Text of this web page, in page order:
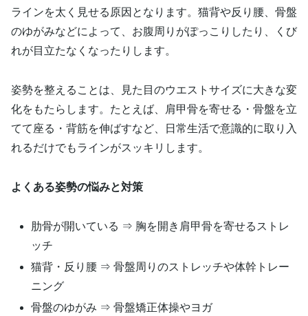
ラインを太く見せる原因となります。猫背や反り腰、骨盤
のゆがみなどによって、お腹周りがぽっこりしたり、くび
れが目立たなくなったりします。
姿勢を整えることは、見た目のウエストサイズに大きな変
化をもたらします。たとえば、肩甲骨を寄せる・骨盤を立
てて座る・背筋を伸ばすなど、日常生活で意識的に取り入
れるだけでもラインがスッキリします。
よくある姿勢の悩みと対策
肋骨が開いている ⇒ 胸を開き肩甲骨を寄せるストレ
ッチ
猫背・反り腰 ⇒ 骨盤周りのストレッチや体幹トレー
ニング
骨盤のゆがみ ⇒ 骨盤矯正体操やヨガ